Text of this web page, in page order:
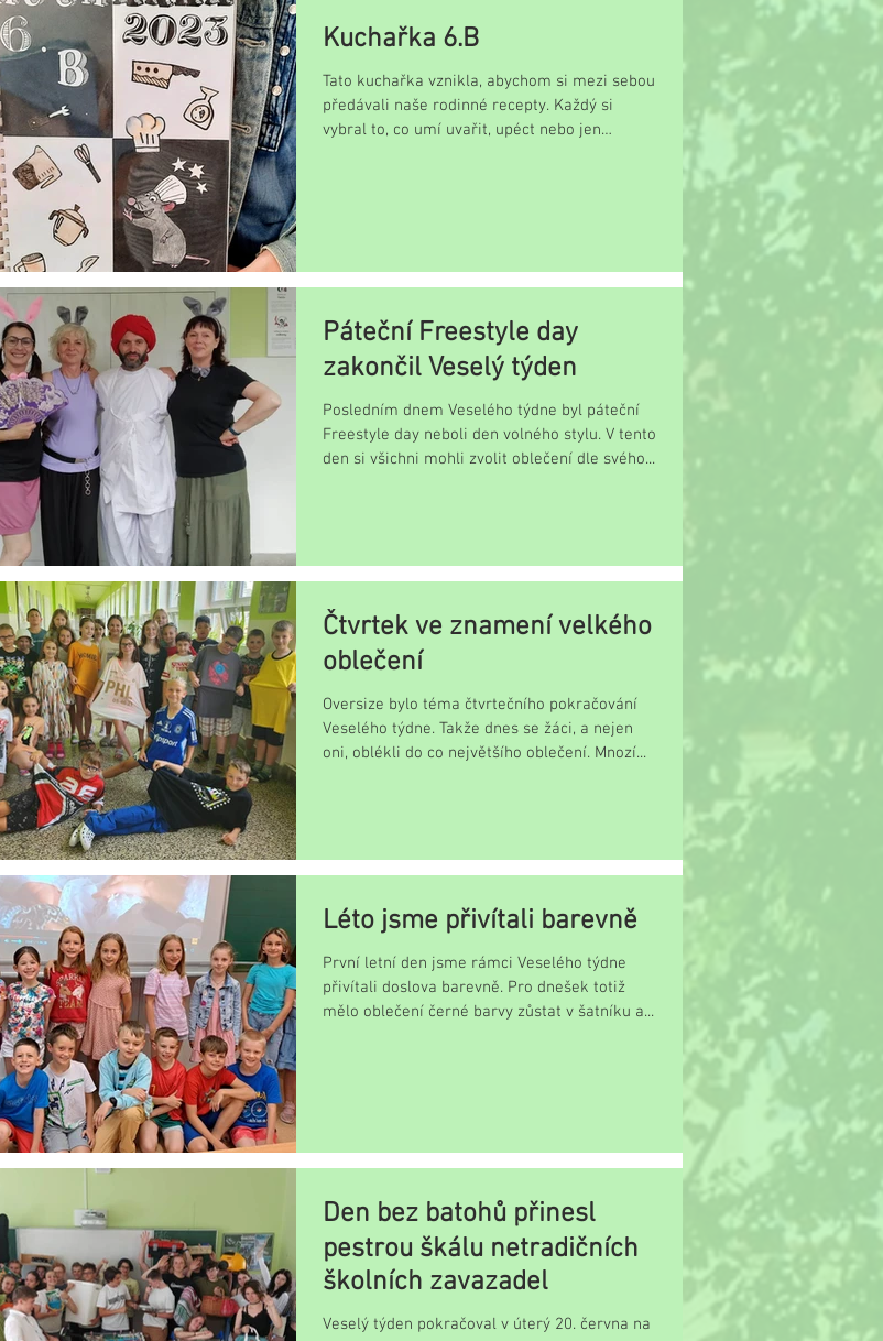
Kuchařka 6.B
Tato kuchařka vznikla, abychom si mezi sebou
předávali naše rodinné recepty. Každý si
vybral to, co umí uvařit, upéct nebo jen
Páteční Freestyle day
zakončil Veselý týden
Posledním dnem Veselého týdne byl páteční
Freestyle day neboli den volného stylu. V tento
den si všichni mohli zvolit oblečení dle svého...
Čtvrtek ve znamení velkého
oblečení
Oversize bylo téma čtvrtečního pokračování
Veselého týdne. Takže dnes se žáci, a nejen
oni, oblékli do co největšího oblečení. Mnozí...
Léto jsme přivítali barevně
První letní den jsme rámci Veselého týdne
přivítali doslova barevně. Pro dnešek totiž
mělo oblečení černé barvy zůstat v šatníku a...
Den bez batohů přinesl
pestrou škálu netradičních
školních zavazadel
Veselý týden pokračoval v úterý 20. června na